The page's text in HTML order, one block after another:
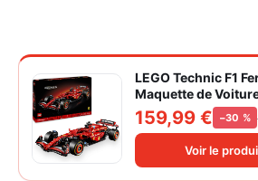
LEGO Technic F1
Maquette de
Collector à Échelle
Inclut Moteur V6,
DRS et Volant - Idée
Adulte et
159,99 € −30 %
Voir le